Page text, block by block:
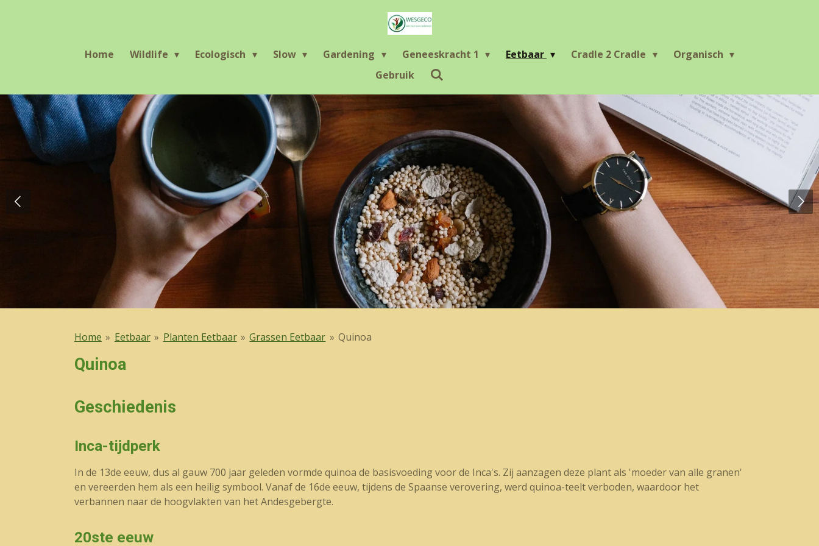
Home Wildlife Ecologisch Slow Gardening Geneeskracht 1 Eetbaar Cradle 2 Cradle
Organisch
Gebruik
Home » Eetbaar » Planten Eetbaar » Grassen Eetbaar » Quinoa
Quinoa
Geschiedenis
Inca-tijdperk
In de 13de eeuw, dus al gauw 700 jaar geleden vormde quinoa de basisvoeding voor de Inca's. Zij aanzagen deze plant als 'moeder van alle granen'
en vereerden hem als een heilig symbool. Vanaf de 16de eeuw, tijdens de Spaanse verovering, werd quinoa-teelt verboden, waardoor het
verbannen naar de hoogvlakten van het Andesgebergte.
20ste eeuw